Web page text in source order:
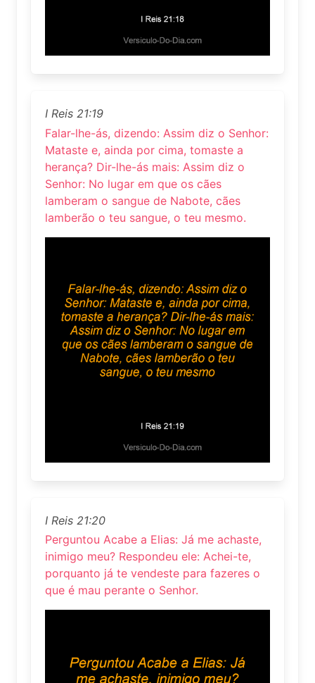
I Reis 21:19
Falar-lhe-ás, dizendo: Assim diz o Senhor:
Mataste e, ainda por cima, tomaste a
herança? Dir-lhe-ás mais: Assim diz o
Senhor: No lugar em que os cães
lamberam o sangue de Nabote, cães
lamberão o teu sangue, o teu mesmo.
I Reis 21:20
Perguntou Acabe a Elias: Já me achaste,
inimigo meu? Respondeu ele: Achei-te,
porquanto já te vendeste para fazeres o
que é mau perante o Senhor.